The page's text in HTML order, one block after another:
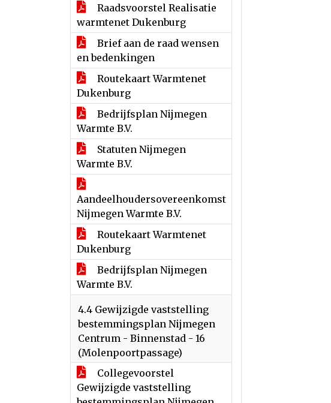
Raadsvoorstel Realisatie
warmtenet Dukenburg
Brief aan de raad wensen
en bedenkingen
Routekaart Warmtenet
Dukenburg
Bedrijfsplan Nijmegen
Warmte B.V.
Statuten Nijmegen
Warmte B.V.
Aandeelhoudersovereenkomst
Nijmegen Warmte B.V.
Routekaart Warmtenet
Dukenburg
Bedrijfsplan Nijmegen
Warmte B.V.
4.4 Gewijzigde vaststelling
bestemmingsplan Nijmegen
Centrum - Binnenstad - 16
(Molenpoortpassage)
Collegevoorstel
Gewijzigde vaststelling